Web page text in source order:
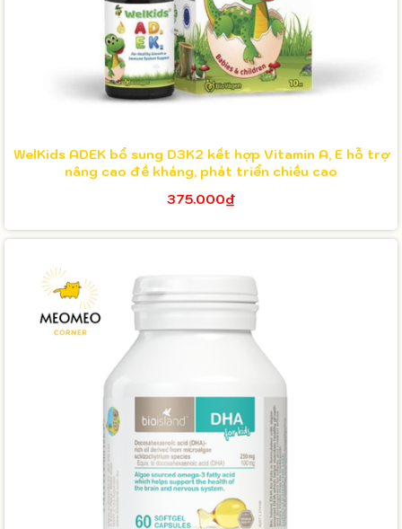
WelKids ADEK bổ sung D3K2 kết hợp Vitamin A, E hỗ trợ
nâng cao đề kháng, phát triển chiều cao
375.000₫